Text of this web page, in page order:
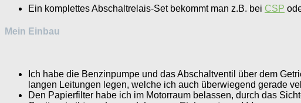
Ein komplettes Abschaltrelais-Set bekommt man z.B. bei CSP
Mein Einbau
Ich habe die Benzinpumpe und das Abschaltventil über dem
langen Leitungen legen, welche ich auch überwiegend gerade
Den Papierfilter habe ich im Motorraum belassen, durch das